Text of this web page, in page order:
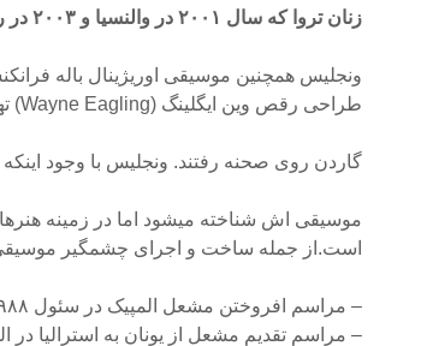
زنان تروا که سال ۲۰۰۱ در والنسیا و ۲۰۰۳ در رم اجرا شد.
طراحی رقص وین ایگلینگ (Wayne Eagling) تهیه کرد که همگی در کاونت
گاردن روی صحنه رفتند. ونجلیس با وجود اینکه
موسیقی اش شناخته میشود اما در زمینه
است.از جمله ساخت و اجرای چشمگیر
– مراسم افروختن مشعل المپیک در سئول ۱۹۸۸
– مراسم تقدیم مشعل از یونان به استرالیا در المپیک